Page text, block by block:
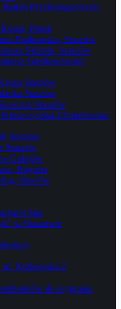
Psychologicznych,
Kogut, Potok
Piątkowska, Staszów
Skórski, Staszów
Gierbuszewski,
Staszów
Staszów
Staszów
Chmielewska
Staszów
Staszów
Golejów
Bogoria
Staszów
Spa
w Staszowie
ul. Krakowska 2
do wygrania